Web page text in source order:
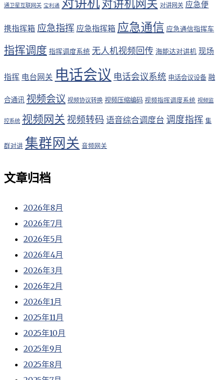
通卫星互联网关 宝利通 对讲机网关 对讲网关 应急便
携指挥箱 应急指挥 应急指挥箱 应急通信 应急通信指挥车
指挥调度 指挥调度系统 无人机视频回传 海能达对讲机 现场
指挥 电台网关 电话会议 电话会议系统 电话会议设备 融
合通讯 视频会议 视频协议转换 视频压缩编码 视频指挥调度系统 视频监
控系统 视频网关 视频转码 语音综合调度台 调度指挥 集
群对讲 集群网关 音频网关
文章归档
2026年8月
2026年7月
2026年5月
2026年4月
2026年3月
2026年2月
2026年1月
2025年11月
2025年10月
2025年9月
2025年8月